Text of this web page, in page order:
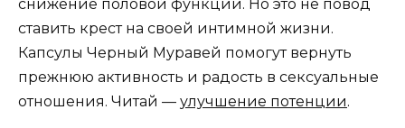
снижение половой функции. Но это не повод
ставить крест на своей интимной жизни.
Капсулы Черный Муравей помогут вернуть
прежнюю активность и радость в сексуальные
отношения. Читай — улучшение потенции.